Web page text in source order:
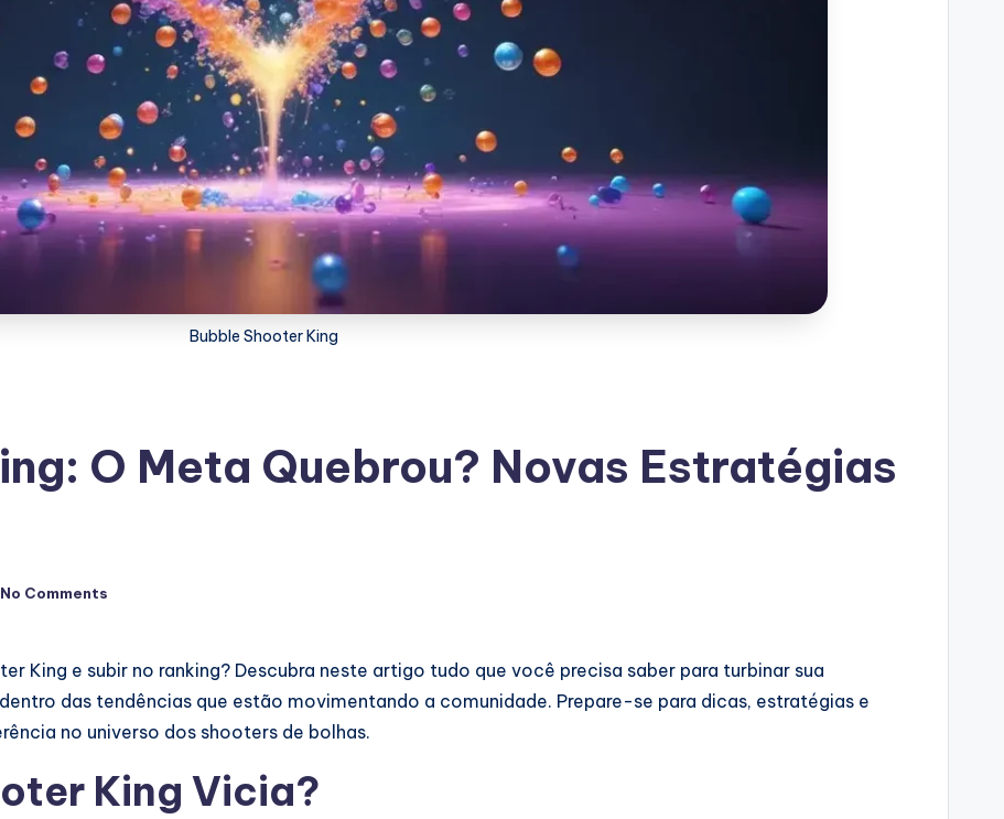
Bubble Shooter King
O Meta Quebrou? Novas Estratégias
No Comments
King e subir no ranking? Descubra neste artigo tudo que você precisa saber para turbinar sua
das tendências que estão movimentando a comunidade. Prepare-se para dicas, estratégias e
no universo dos shooters de bolhas.
King Vicia?